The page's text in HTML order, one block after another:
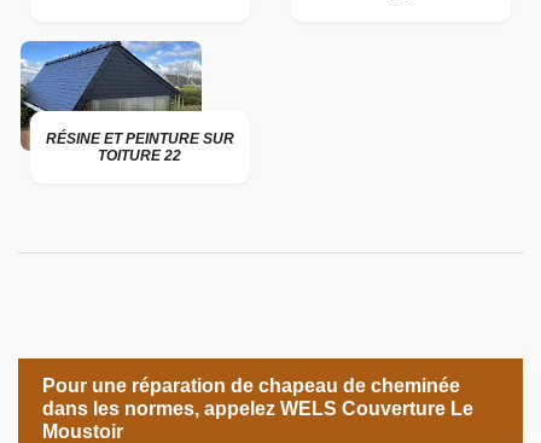
RÉSINE ET PEINTURE SUR
TOITURE 22
Pour une réparation de chapeau de cheminée
dans les normes, appelez WELS Couverture Le
Moustoir